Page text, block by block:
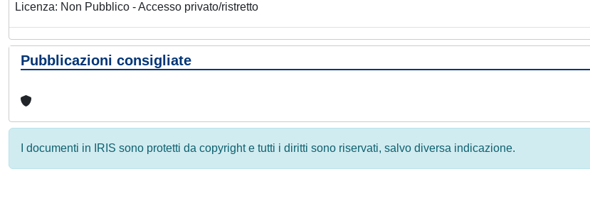
Licenza: Non Pubblico - Accesso privato/ristretto
Pubblicazioni consigliate
I documenti in IRIS sono protetti da copyright e tutti i diritti sono riservati, salvo diversa indicazione.